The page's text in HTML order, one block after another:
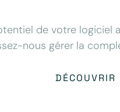
de votre logiciel
nous gérer la